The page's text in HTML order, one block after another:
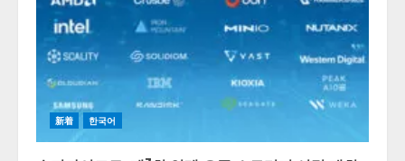
新着 한국어